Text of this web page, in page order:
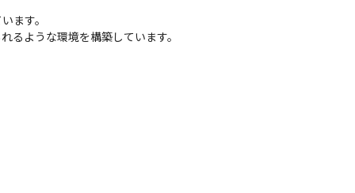
ます。
るような環境を構築しています。